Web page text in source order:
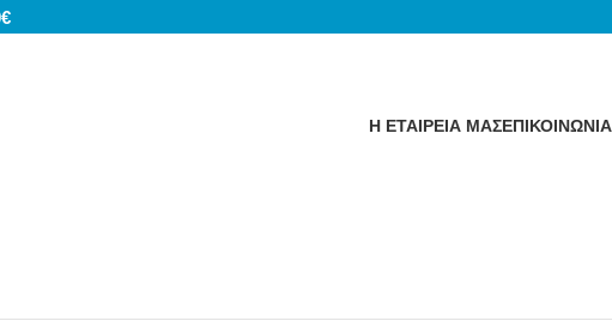
Η ΕΤΑΙΡΕΙΑ ΜΑΣΕΠΙΚΟΙΝΩΝΙΑ